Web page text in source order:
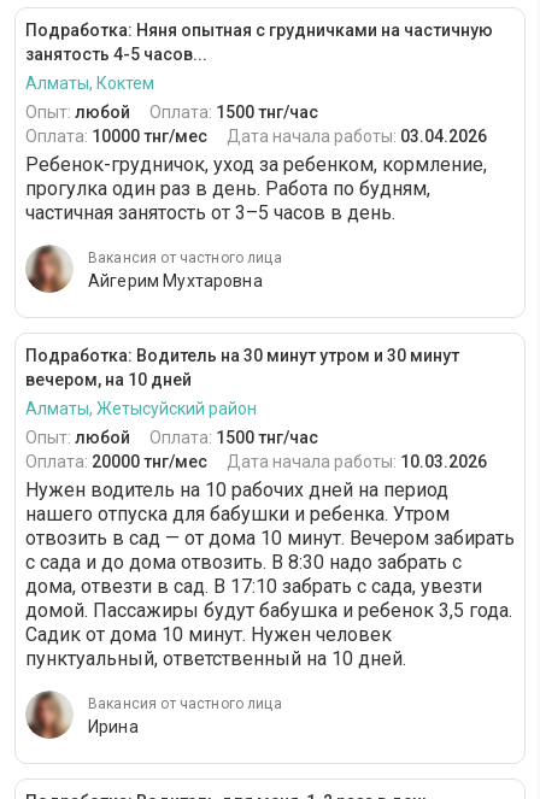
Подработка: Няня опытная с грудничками на частичную
занятость 4-5 часов...
Алматы, Коктем
Опыт: любой Оплата: 1500 тнг/час
Оплата: 10000 тнг/мес Дата начала работы: 03.04.2026
Ребенок-грудничок, уход за ребенком, кормление,
прогулка один раз в день. Работа по будням,
частичная занятость от 3–5 часов в день.
Вакансия от частного лица
Айгерим Мухтаровна
Подработка: Водитель на 30 минут утром и 30 минут
вечером, на 10 дней
Алматы, Жетысуйский район
Опыт: любой Оплата: 1500 тнг/час
Оплата: 20000 тнг/мес Дата начала работы: 10.03.2026
Нужен водитель на 10 рабочих дней на период
нашего отпуска для бабушки и ребенка. Утром
отвозить в сад — от дома 10 минут. Вечером забирать
с сада и до дома отвозить. В 8:30 надо забрать с
дома, отвезти в сад. В 17:10 забрать с сада, увезти
домой. Пассажиры будут бабушка и ребенок 3,5 года.
Садик от дома 10 минут. Нужен человек
пунктуальный, ответственный на 10 дней.
Вакансия от частного лица
Ирина